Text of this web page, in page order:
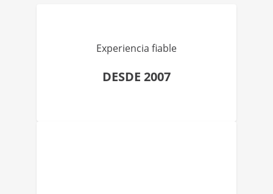
Experiencia fiable
DESDE 2007